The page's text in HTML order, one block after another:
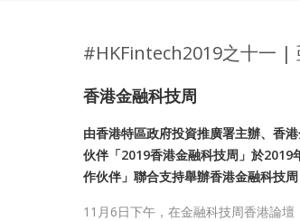
#HKFintech2019之十一 |
香港金融科技周
由香港特區政府投資推廣署主辦、香
伙伴「2019香港金融科技周」於2019
作伙伴」聯合支持舉辦香港金融科技周
11月6日下午，在金融科技周香港論壇